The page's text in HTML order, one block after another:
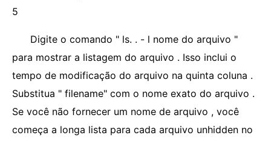
5
Digite o comando " ls. . - l nome do arquivo "
para mostrar a listagem do arquivo . Isso inclui o
tempo de modificação do arquivo na quinta coluna .
Substitua " filename" com o nome exato do arquivo .
Se você não fornecer um nome de arquivo , você
começa a longa lista para cada arquivo unhidden no